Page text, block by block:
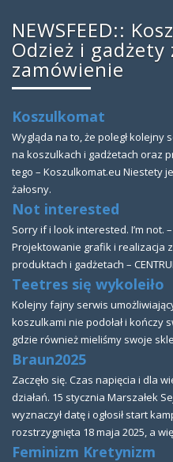
NEWSFEED::
Odzież i
zamówienie
Koszulkomat
Wygląda na to, że poległ
na koszulkach i gadżetach oraz
tego – Koszulkomat.eu Niestety
żałosny.
Not interested
Sorry if i look interested. I’m
Projektowanie grafik i realizacja
produktach i gadżetach –
Teetres się wykoleiło
Kolejny fajny serwis
koszulkami nie podołał i kończy
gdzie również mieliśmy swoje
Braun2025
Zaczęło się. Czas napięcia i dla
działań. 15 stycznia Marszałek
wyznaczył datę i ogłosił start
rozstrzygnięta 18 maja 2025, a
Feminizm Kretynizm